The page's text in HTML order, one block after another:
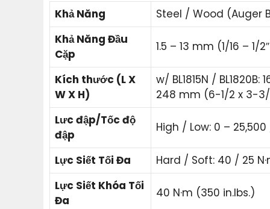
Khả Năng
Steel / Wood (Auger
Khả Năng Đầu
Cặp
1.5 – 13 mm (1/16 – 1/
Kích thước (L X
W X H)
w/ BL1815N /
248 mm (6-1/2 x 3-
Lưc đập/Tốc độ
đập
High / Low: 0 –
Lực Siết Tối Đa
Hard / Soft: 40 / 25
Lực Siết Khóa Tối
Đa
40 N·m (350 in.lbs.)